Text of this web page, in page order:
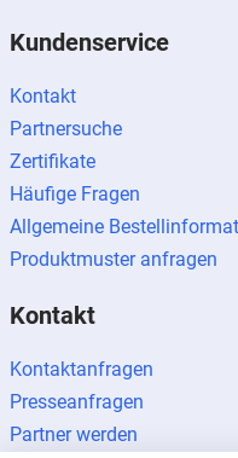
Kundenservice
Kontakt
Partnersuche
Zertifikate
Häufige Fragen
Allgemeine
Produktmuster anfragen
Kontakt
Kontaktanfragen
Presseanfragen
Partner werden